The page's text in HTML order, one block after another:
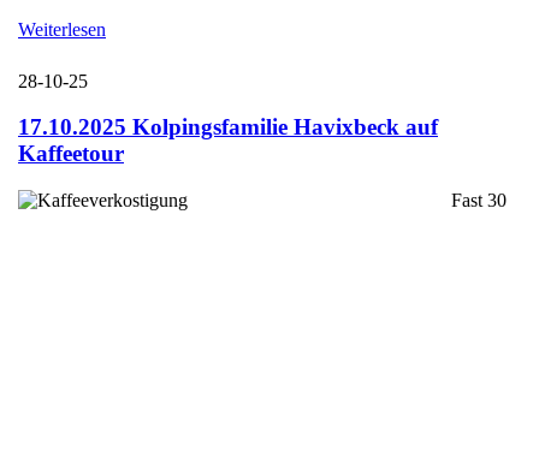
Weiterlesen
28-10-25
17.10.2025 Kolpingsfamilie Havixbeck auf
Kaffeetour
Fast 30